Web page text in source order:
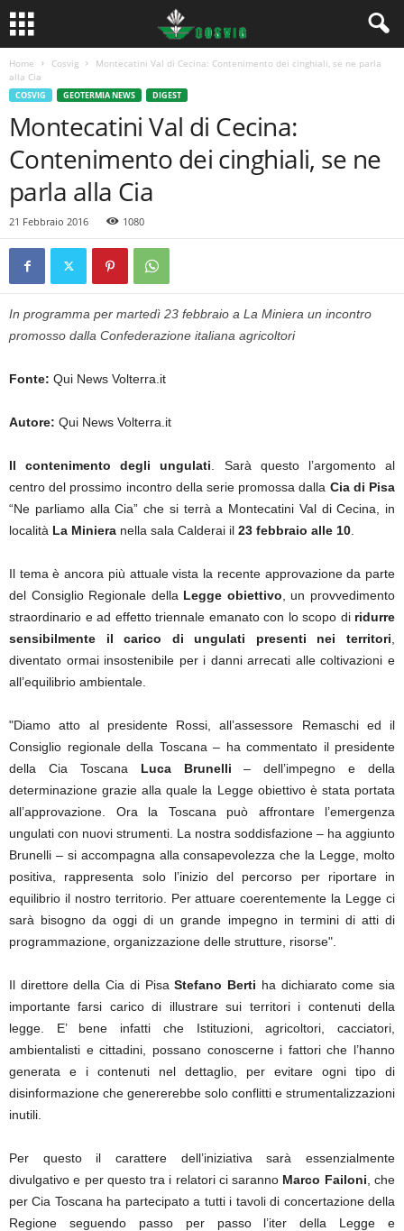
Home Cosvig
Montecatini Val di Cecina: Contenimento dei cinghiali, se ne parla
alla Cia
COSVIG GEOTERMIA NEWS DIGEST
Montecatini Val di Cecina:
Contenimento dei cinghiali, se ne
parla alla Cia
21 Febbraio 2016 1080
In programma per martedì 23 febbraio a La Miniera un incontro
promosso dalla Confederazione italiana agricoltori
Fonte: Qui News Volterra.it
Autore: Qui News Volterra.it
Il contenimento degli ungulati . Sarà questo l’argomento al
centro del prossimo incontro della serie promossa dalla Cia di Pisa
“Ne parliamo alla Cia” che si terrà a Montecatini Val di Cecina, in
località La Miniera nella sala Calderai il 23 febbraio alle 10
Il tema è ancora più attuale vista la recente approvazione da parte
del Consiglio Regionale della Legge obiettivo , un provvedimento
straordinario e ad effetto triennale emanato con lo scopo di ridurre
sensibilmente il carico di ungulati presenti nei territori
diventato ormai insostenibile per i danni arrecati alle coltivazioni e
all’equilibrio ambientale.
"Diamo atto al presidente Rossi, all’assessore Remaschi ed il
Consiglio regionale della Toscana – ha commentato il presidente
della Cia Toscana Luca Brunelli – dell’impegno e della
determinazione grazie alla quale la Legge obiettivo è stata portata
all’approvazione. Ora la Toscana può affrontare l’emergenza
ungulati con nuovi strumenti. La nostra soddisfazione – ha aggiunto
Brunelli – si accompagna alla consapevolezza che la Legge, molto
positiva, rappresenta solo l’inizio del percorso per riportare in
equilibrio il nostro territorio. Per attuare coerentemente la Legge ci
sarà bisogno da oggi di un grande impegno in termini di atti di
programmazione, organizzazione delle strutture, risorse".
Il direttore della Cia di PisaStefano Berti ha dichiarato come sia
importante farsi carico di illustrare sui territori i contenuti della
legge. E’ bene infatti che Istituzioni, agricoltori, cacciatori,
ambientalisti e cittadini, possano conoscerne i fattori che l’hanno
generata e i contenuti nel dettaglio, per evitare ogni tipo di
disinformazione che genererebbe solo conflitti e strumentalizzazioni
inutili.
Per questo il carattere dell’iniziativa sarà essenzialmente
divulgativo e per questo tra i relatori ci saranno Marco Failoni , che
per Cia Toscana ha partecipato a tutti i tavoli di concertazione della
Regione seguendo passo per passo l’iter della Legge e